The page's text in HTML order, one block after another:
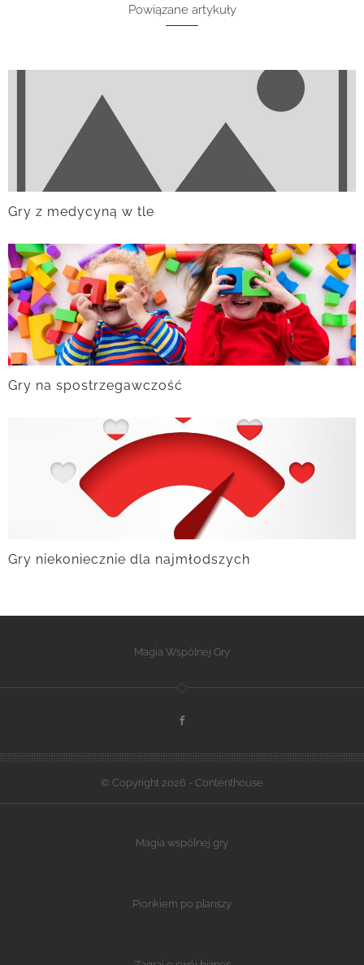
Powiązane artykuły
Gry z medycyną w tle
Gry na spostrzegawczość
Gry niekoniecznie dla najmłodszych
Magia Wspólnej Gry
© Copyright 2026 - Contenthouse
Magia wspólnej gry
Pionkiem po planszy